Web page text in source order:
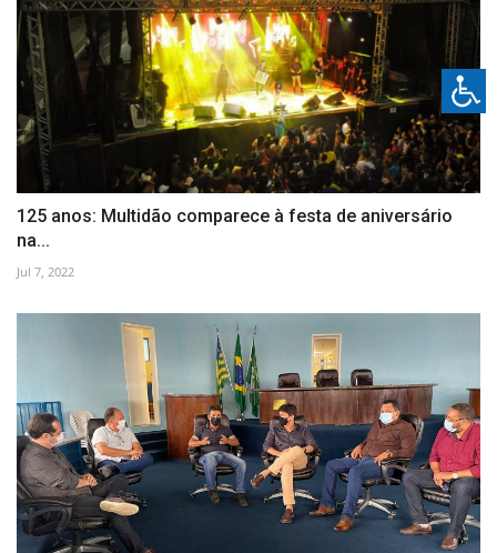
125 anos: Multidão comparece à festa de aniversário
na...
Jul 7, 2022